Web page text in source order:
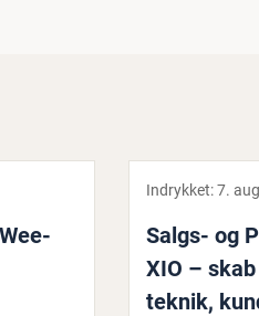
Indrykket:7.
Salgs- og
XIO –
teknik,